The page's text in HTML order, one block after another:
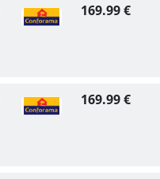
169.99 €
169.99 €